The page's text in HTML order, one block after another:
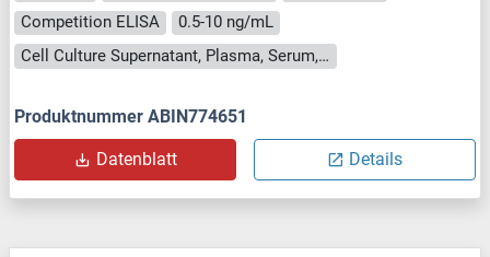
Competition ELISA
0.5-10 ng/mL
Cell Culture Supernatant, Plasma, Serum, Tissue Homogenate
Produktnummer ABIN774651
Datenblatt Details